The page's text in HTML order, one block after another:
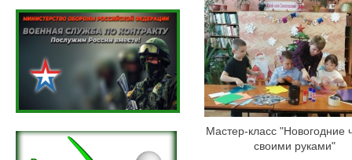
Мастер-класс "Новогодние
своими руками"